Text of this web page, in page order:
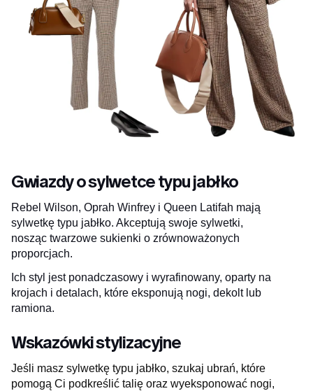
Gwiazdy o sylwetce typu jabłko
Rebel Wilson, Oprah Winfrey i Queen Latifah mają
sylwetkę typu jabłko. Akceptują swoje sylwetki,
nosząc twarzowe sukienki o zrównoważonych
proporcjach.
Ich styl jest ponadczasowy i wyrafinowany, oparty na
krojach i detalach, które eksponują nogi, dekolt lub
ramiona.
Wskazówki stylizacyjne
Jeśli masz sylwetkę typu jabłko, szukaj ubrań, które
pomogą Ci podkreślić talię oraz wyeksponować nogi,